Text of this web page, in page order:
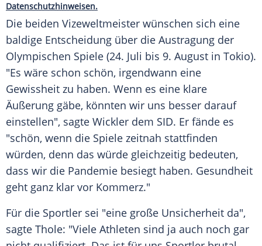
Datenschutzhinweisen.
Die beiden Vizeweltmeister wünschen sich eine
baldige Entscheidung über die Austragung der
Olympischen Spiele (24. Juli bis 9. August in Tokio).
"Es wäre schon schön, irgendwann eine
Gewissheit zu haben. Wenn es eine klare
Äußerung gäbe, könnten wir uns besser darauf
einstellen", sagte Wickler dem SID. Er fände es
"schön, wenn die Spiele zeitnah stattfinden
würden, denn das würde gleichzeitig bedeuten,
dass wir die Pandemie besiegt haben. Gesundheit
geht ganz klar vor Kommerz."
Für die Sportler sei "eine große Unsicherheit da",
sagte Thole: "Viele Athleten sind ja auch noch gar